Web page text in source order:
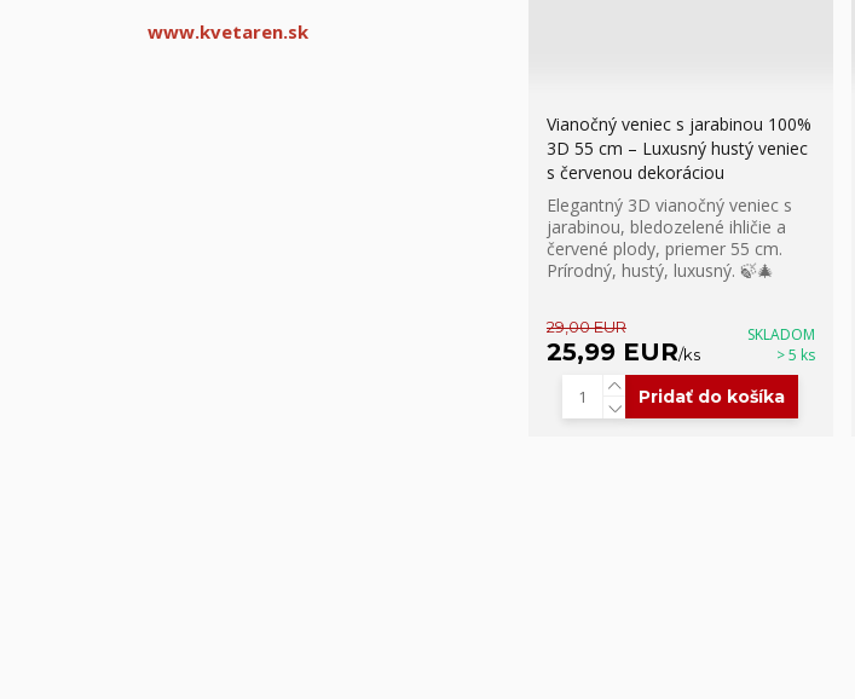
Vianočný veniec s jarabinou 100%
3D 55 cm – Luxusný hustý veniec
s červenou dekoráciou
Elegantný 3D vianočný veniec s
jarabinou, bledozelené ihličie a
červené plody, priemer 55 cm.
Prírodný, hustý, luxusný. 🍃🎄
29,00 EUR
25,99 EUR/ks
SKLADOM
> 5 ks
Pridať do košíka
www.kvetaren.sk